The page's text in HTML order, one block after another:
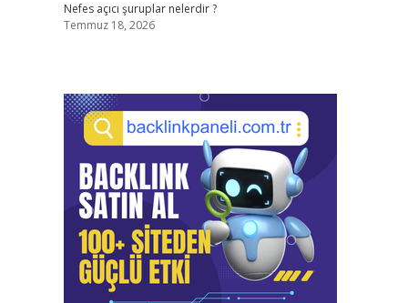
Nefes açıcı şuruplar nelerdir ?
Temmuz 18, 2026